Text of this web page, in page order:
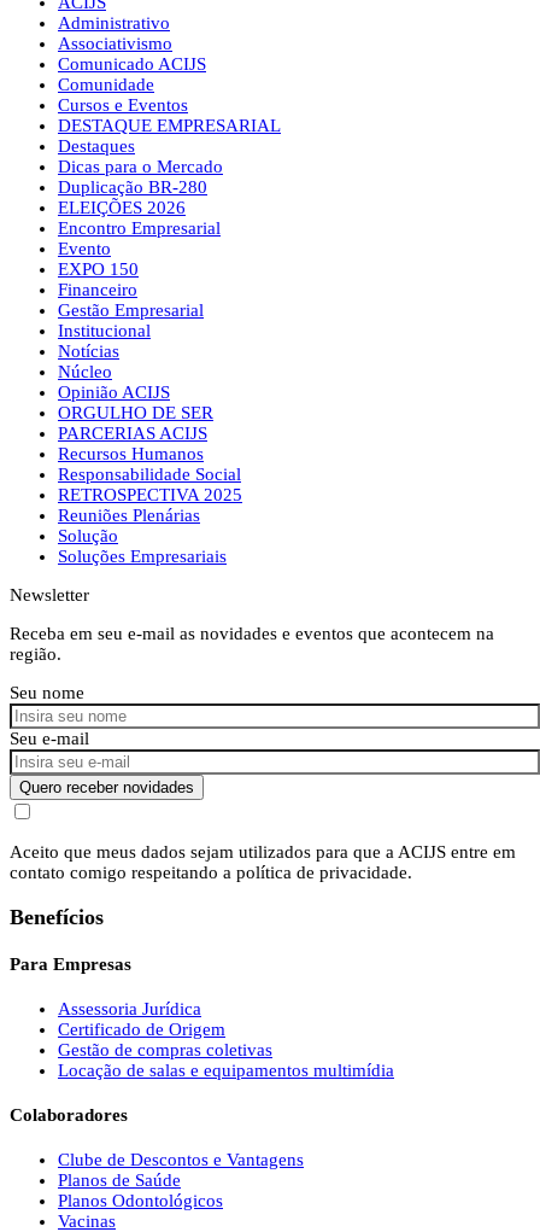
Administrativo
Associativismo
Comunicado ACIJS
Comunidade
Cursos e Eventos
DESTAQUE EMPRESARIAL
Destaques
Dicas para o Mercado
Duplicação BR-280
ELEIÇÕES 2026
Encontro Empresarial
Evento
EXPO 150
Financeiro
Gestão Empresarial
Institucional
Notícias
Núcleo
Opinião ACIJS
ORGULHO DE SER
PARCERIAS ACIJS
Recursos Humanos
Responsabilidade Social
RETROSPECTIVA 2025
Reuniões Plenárias
Solução
Soluções Empresariais
Newsletter
Receba em seu e-mail as novidades e eventos que acontecem na
região.
Seu nome
Seu e-mail
Quero receber novidades
Aceito que meus dados sejam utilizados para que a ACIJS entre em
contato comigo respeitando a política de privacidade.
Benefícios
Para Empresas
Assessoria Jurídica
Certificado de Origem
Gestão de compras coletivas
Locação de salas e equipamentos multimídia
Colaboradores
Clube de Descontos e Vantagens
Planos de Saúde
Planos Odontológicos
Vacinas